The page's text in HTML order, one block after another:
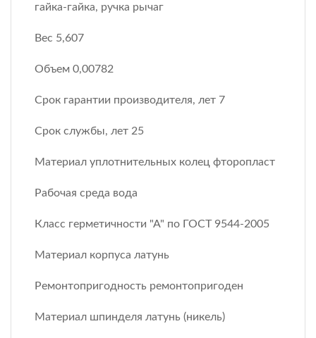
гайка-гайка, ручка рычаг
Вес 5,607
Объем 0,00782
Срок гарантии производителя, лет 7
Срок службы, лет 25
Материал уплотнительных колец фторопласт
Рабочая среда вода
Класс герметичности "А" по ГОСТ 9544-2005
Материал корпуса латунь
Ремонтопригодность ремонтопригоден
Материал шпинделя латунь (никель)